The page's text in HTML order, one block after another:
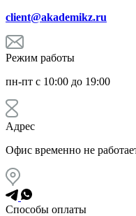
client@akademikz.ru
Режим работы
пн-пт с 10:00 до 19:00
Адрес
Офис временно не
Способы оплаты